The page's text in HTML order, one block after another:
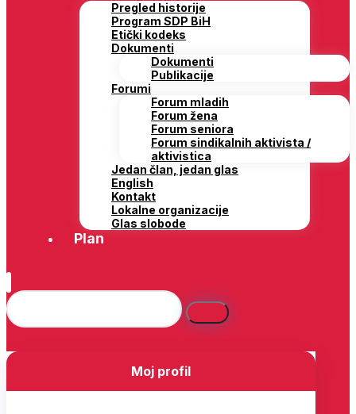
Pregled historije
Program SDP BiH
Etički kodeks
Dokumenti
Dokumenti
Publikacije
Forumi
Forum mladih
Forum žena
Forum seniora
Forum sindikalnih aktivista /
aktivistica
Jedan član, jedan glas
English
Kontakt
Lokalne organizacije
Glas slobode
Plan
Moj profil